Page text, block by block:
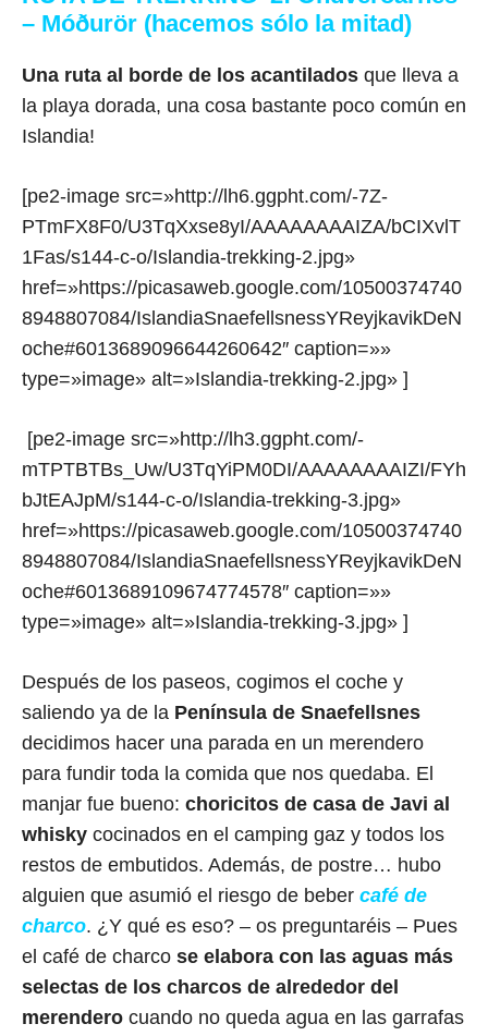
– Móðurör (hacemos sólo la mitad)
Una ruta al borde de los acantilados que lleva a
la playa dorada, una cosa bastante poco común en
Islandia!
[pe2-image src=»http://lh6.ggpht.com/-7Z-
PTmFX8F0/U3TqXxse8yI/AAAAAAAAIZA/bCIXvlT
1Fas/s144-c-o/Islandia-trekking-2.jpg»
href=»https://picasaweb.google.com/10500374740
8948807084/IslandiaSnaefellsnessYReyjkavikDeN
oche#6013689096644260642″ caption=»»
type=»image» alt=»Islandia-trekking-2.jpg» ]
[pe2-image src=»http://lh3.ggpht.com/-
mTPTBTBs_Uw/U3TqYiPM0DI/AAAAAAAAIZI/FYh
bJtEAJpM/s144-c-o/Islandia-trekking-3.jpg»
href=»https://picasaweb.google.com/10500374740
8948807084/IslandiaSnaefellsnessYReyjkavikDeN
oche#6013689109674774578″ caption=»»
type=»image» alt=»Islandia-trekking-3.jpg» ]
Después de los paseos, cogimos el coche y
saliendo ya de la Península de Snaefellsnes
decidimos hacer una parada en un merendero
para fundir toda la comida que nos quedaba. El
manjar fue bueno: choricitos de casa de Javi al
whisky cocinados en el camping gaz y todos los
restos de embutidos. Además, de postre… hubo
alguien que asumió el riesgo de beber café de
charco. ¿Y qué es eso? – os preguntaréis – Pues
el café de charco se elabora con las aguas más
selectas de los charcos de alrededor del
merendero cuando no queda agua en las garrafas